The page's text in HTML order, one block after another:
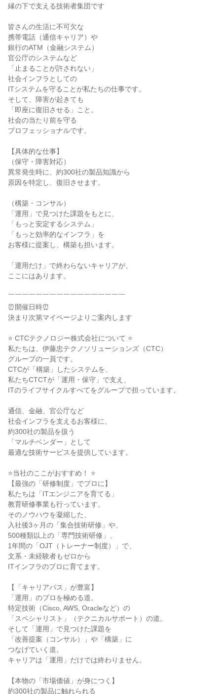
縁の下で支える技術者集団です
皆さんの生活に不可欠な
携帯電話（通信キャリア）や
銀行のATM（金融システム）
官公庁のシステムなど
「止まることが許されない」
社会インフラとしての
ITシステムを守ることが私たちの仕事です。
そして、障害が起きても
「即座に復旧させる」こと。
社会の当たり前を守る
プロフェッショナルです。
【具体的な仕事】
（保守・障害対応）
異常発生時に、約300社の製品知識から
原因を特定し、復旧させます。
（構築・コンサル）
「運用」で見つけた課題をもとに、
「もっと安定するシステム」
「もっと効率的なインフラ」を
お客様に提案し、構築も担います。
「運用だけ」で終わらないキャリアが、
ここにはあります。
￣￣￣￣￣￣￣￣￣￣￣￣￣￣￣￣￣
⏰開催日時⏰
決まり次第マイページよりご案内します
⭐ CTCテクノロジー株式会社について ⭐
私たちは、伊藤忠テクノソリューションズ（CTC）
グループの一員です。
CTCが「構築」したシステムを、
私たちCTCTが「運用・保守」で支え、
ITのライフサイクルすべてをグループで担っています。
通信、金融、官公庁など
社会インフラを支えるお客様に、
約300社の製品を扱う
「マルチベンダー」として
最適な技術サービスを提供しています。
⭐当社のここがおすすめ！ ⭐
【最強の「研修制度」でプロに】
私たちは「ITエンジニアを育てる」
教育研修事業も行っています。
そのノウハウを凝縮した、
入社後3ヶ月の「集合技術研修」や、
500種類以上の「専門技術研修」、
1年間の「OJT（トレーナー制度）」で、
文系・未経験者もゼロから
ITインフラのプロに育てます。
【「キャリアパス」が豊富】
「運用」のプロを極める道。
特定技術（Cisco, AWS, Oracleなど）の
「スペシャリスト」（テクニカルサポート）の道。
そして「運用」で見つけた課題を
「改善提案（コンサル）」や「構築」に
つなげていく道。
キャリアは「運用」だけでは終わりません。
【本物の「市場価値」が身につく】
約300社の製品に触れられる